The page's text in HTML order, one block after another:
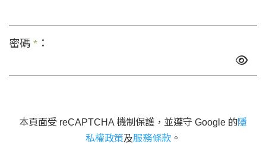
密碼 * ：
本頁面受 reCAPTCHA 機制保護，並遵守 Google 的隱
私權政策及服務條款 。